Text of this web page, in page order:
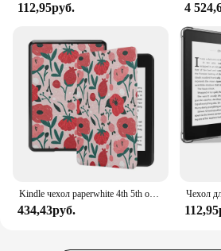
112,95руб. 4
Kindle чехол paperwhite 4th 5th образец 2022kindle 11th 10th 9th generation Oasis 2 3 Чехол 2021 искусственная кожа
434,43руб.